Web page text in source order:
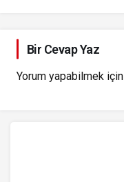
Bir Cevap Yaz
Yorum yapabilmek için